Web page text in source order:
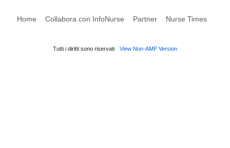
Home Collabora con InfoNurse Partner Nurse Times
Tutti i diritti sono riservati View Non-AMP Version